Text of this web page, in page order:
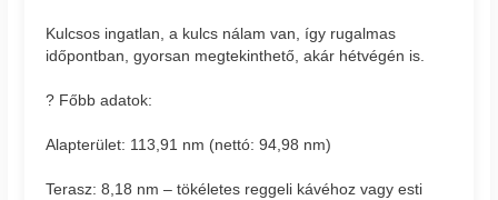
Kulcsos ingatlan, a kulcs nálam van, így rugalmas
időpontban, gyorsan megtekinthető, akár hétvégén is.
? Főbb adatok:
Alapterület: 113,91 nm (nettó: 94,98 nm)
Terasz: 8,18 nm – tökéletes reggeli kávéhoz vagy esti